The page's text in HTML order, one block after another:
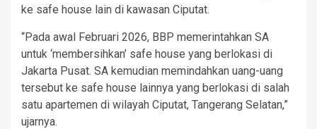
ke safe house lain di kawasan Ciputat.
“Pada awal Februari 2026, BBP memerintahkan SA
untuk ‘membersihkan’ safe house yang berlokasi di
Jakarta Pusat. SA kemudian memindahkan uang-uang
tersebut ke safe house lainnya yang berlokasi di salah
satu apartemen di wilayah Ciputat, Tangerang Selatan,”
ujarnya.